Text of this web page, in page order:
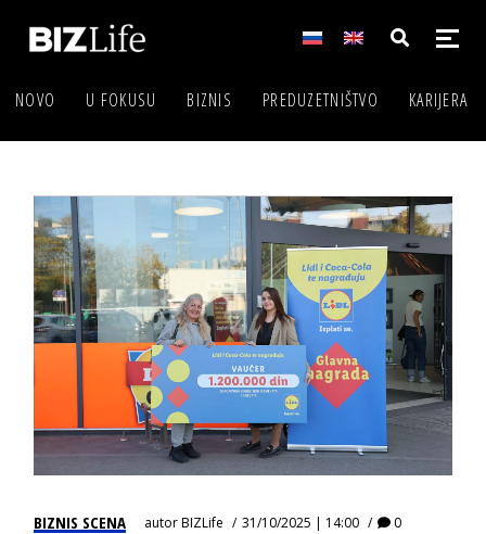
NOVO U FOKUSU BIZNIS PREDUZETNIŠTVO KARIJERA
BIZNIS SCENA autorBIZLife 31/10/2025 | 14:00 0